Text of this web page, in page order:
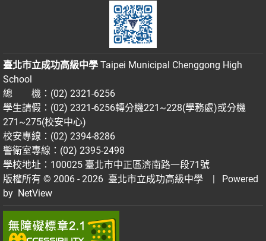
臺北市立成功高級中學 Taipei Municipal Chenggong High
School
總 機：(02) 2321-6256
學生請假：(02) 2321-6256轉分機221~228(學務處)或分機
271~275(校安中心)
校安專線：(02) 2394-8286
警衛室專線：(02) 2395-2498
學校地址：100025 臺北市中正區濟南路一段71號
版權所有 © 2006 - 2026 臺北市立成功高級中學
| Powered
by NetView